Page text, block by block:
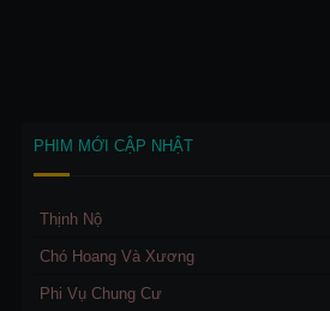
PHIM MỚI CẬP NHẬT
Thịnh Nộ
Chó Hoang Và Xương
Phi Vụ Chung Cư